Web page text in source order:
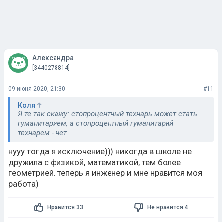
Александра
[3440278814]
09 июня 2020, 21:30 #11
Коля
Я те так скажу: стопроцентный технарь может стать
гуманитарием, а стопроцентный гуманитарий
технарем - нет
нууу тогда я исключение))) никогда в школе не
дружила с физикой, математикой, тем более
геометрией. теперь я инженер и мне нравится моя
работа)
Нравится 33 Не нравится 4